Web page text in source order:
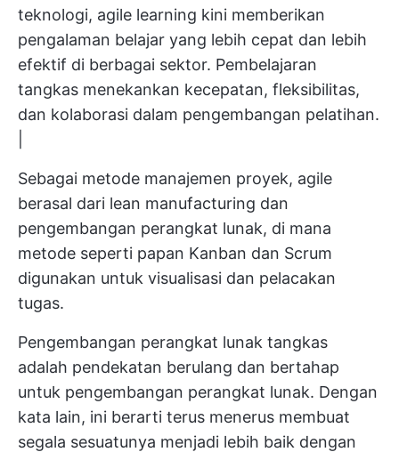
teknologi, agile learning kini memberikan
pengalaman belajar yang lebih cepat dan lebih
efektif di berbagai sektor. Pembelajaran
tangkas menekankan kecepatan, fleksibilitas,
dan kolaborasi dalam pengembangan pelatihan.
Sebagai metode manajemen proyek, agile
berasal dari lean manufacturing dan
pengembangan perangkat lunak, di mana
metode seperti papan Kanban dan Scrum
digunakan untuk visualisasi dan pelacakan
tugas.
Pengembangan perangkat lunak tangkas
adalah pendekatan berulang dan bertahap
untuk pengembangan perangkat lunak. Dengan
kata lain, ini berarti terus menerus membuat
segala sesuatunya menjadi lebih baik dengan